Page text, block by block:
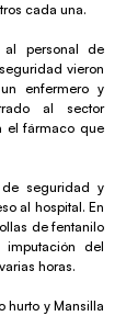
cada una.
al personal de
vieron
enfermero y
al sector
el fármaco que
seguridad y
al hospital. En
de fentanilo
del
horas.
hurto y Mansilla